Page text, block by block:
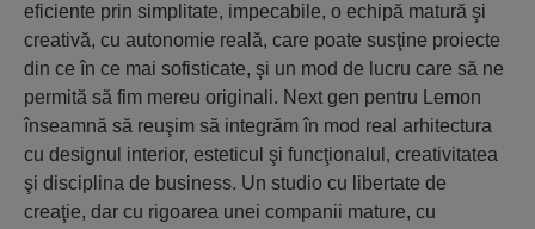
eficiente prin simplitate, impecabile, o echipă matură şi
creativă, cu autonomie reală, care poate susţine proiecte
din ce în ce mai sofisticate, şi un mod de lucru care să ne
permită să fim mereu originali. Next gen pentru Lemon
înseamnă să reuşim să integrăm în mod real arhitectura
cu designul interior, esteticul şi funcţionalul, creativitatea
şi disciplina de business. Un studio cu libertate de
creaţie, dar cu rigoarea unei companii mature, cu